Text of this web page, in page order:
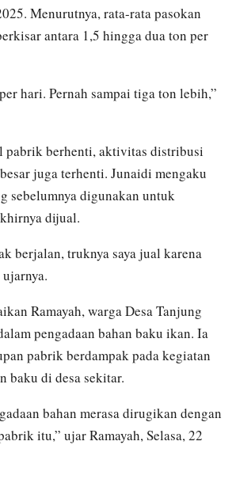
Menurutnya, rata-rata pasokan
antara 1,5 hingga dua ton per
hari. Pernah sampai tiga ton lebih,”
pabrik berhenti, aktivitas distribusi
juga terhenti. Junaidi mengaku
sebelumnya digunakan untuk
dijual.
berjalan, truknya saya jual karena
Ramayah, warga Desa Tanjung
pengadaan bahan baku ikan. Ia
pabrik berdampak pada kegiatan
baku di desa sekitar.
bahan merasa dirugikan dengan
itu,” ujar Ramayah, Selasa, 22